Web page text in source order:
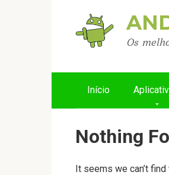
Os
Início
Nothing
It seems we can’t